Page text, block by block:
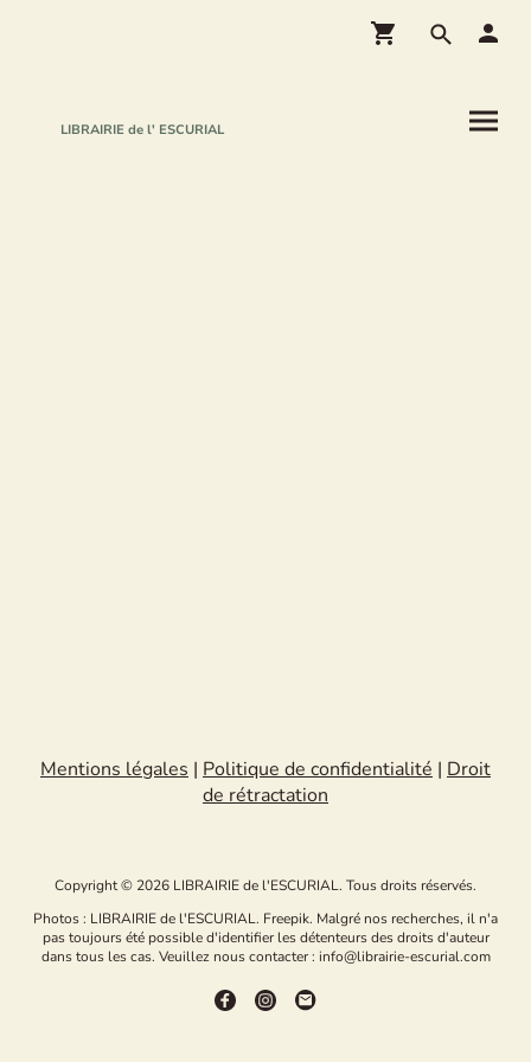
LIBRAIRIE de l' ESCURIAL
Mentions légales | Politique de confidentialité | Droit
de rétractation
Copyright © 2026 LIBRAIRIE de l'ESCURIAL. Tous droits réservés.
Photos : LIBRAIRIE de l'ESCURIAL. Freepik. Malgré nos recherches, il n'a
pas toujours été possible d'identifier les détenteurs des droits d'auteur
dans tous les cas. Veuillez nous contacter : info@librairie-escurial.com